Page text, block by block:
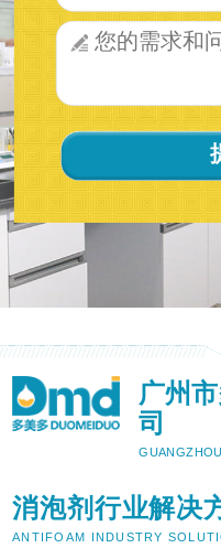
广州
司
消泡剂行业解决
ANTIFOAM INDUSTRY